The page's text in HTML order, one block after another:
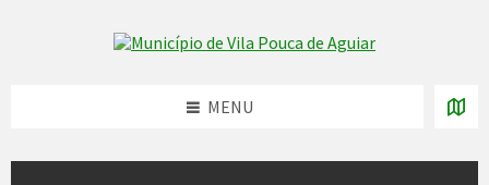
Skip to content
MENU